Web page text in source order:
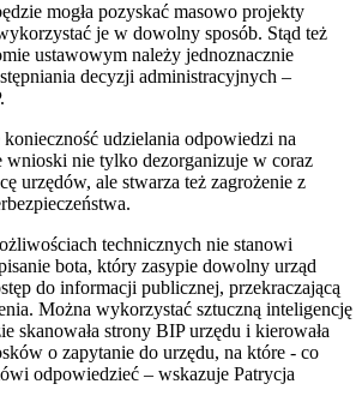
mogła pozyskać masowo projekty
je w dowolny sposób. Stąd też
ustawowym należy jednoznacznie
decyzji administracyjnych –
udzielania odpowiedzi na
wnioski nie tylko dezorganizuje w coraz
urzędów, ale stwarza też zagrożenie z
technicznych nie stanowi
bota, który zasypie dowolny urząd
do informacji publicznej, przekraczającą
Można wykorzystać sztuczną inteligencję
skanowała strony BIP urzędu i kierowała
o zapytanie do urzędu, na które - co
odpowiedzieć – wskazuje Patrycja